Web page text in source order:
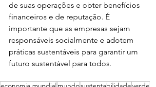
de suas operações e obter benefícios
financeiros e de reputação. É
importante que as empresas sejam
responsáveis socialmente e adotem
práticas sustentáveis para garantir um
futuro sustentável para todos.